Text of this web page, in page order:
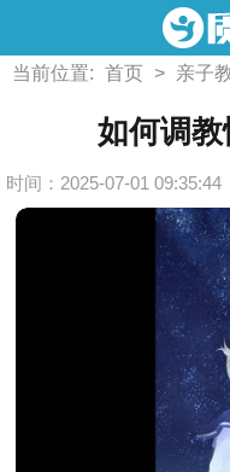
当前位置: 首页 > 亲子
如何调
时间：2025-07-01 09:35:44